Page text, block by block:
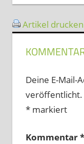
Artikel drucken
Deine E-Mail-
veröffentlicht.
*markiert
Kommentar*